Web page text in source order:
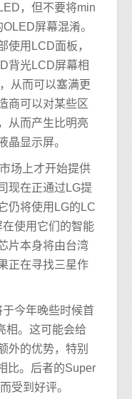
，但不要将min
屏幕混淆。
使用LCD面板，
背光LCD屏幕相
从而可以塞满更
商可以对某些区
从而产生比明亮
晶显示屏。
场上才开始提供
现在正通过LG提
仍将使用LG的LC
使用它们的智能
片本身将由台湾
正在寻找三星作
今年晚些时候首
相。这可能会给
外的优势，特别
比。后者的Super
受到好评。